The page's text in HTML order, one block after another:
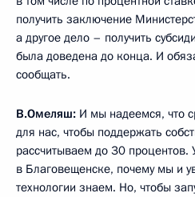
получить заключение
а другое дело – получить
была доведена до конца. И
сообщать.
В.Омеляш: И мы надеемся, что
для нас, чтобы поддержать
рассчитываем до 30 процентов.
в Благовещенске, почему мы и
технологии знаем. Но, чтобы